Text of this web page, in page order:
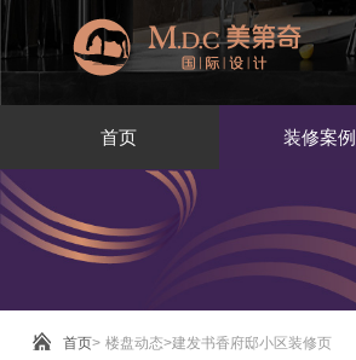
首页 装修案例
首页> 楼盘动态>建发书香府邸小区装修页